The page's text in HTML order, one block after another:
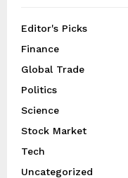
Editor's Picks
Finance
Global Trade
Politics
Science
Stock Market
Tech
Uncategorized